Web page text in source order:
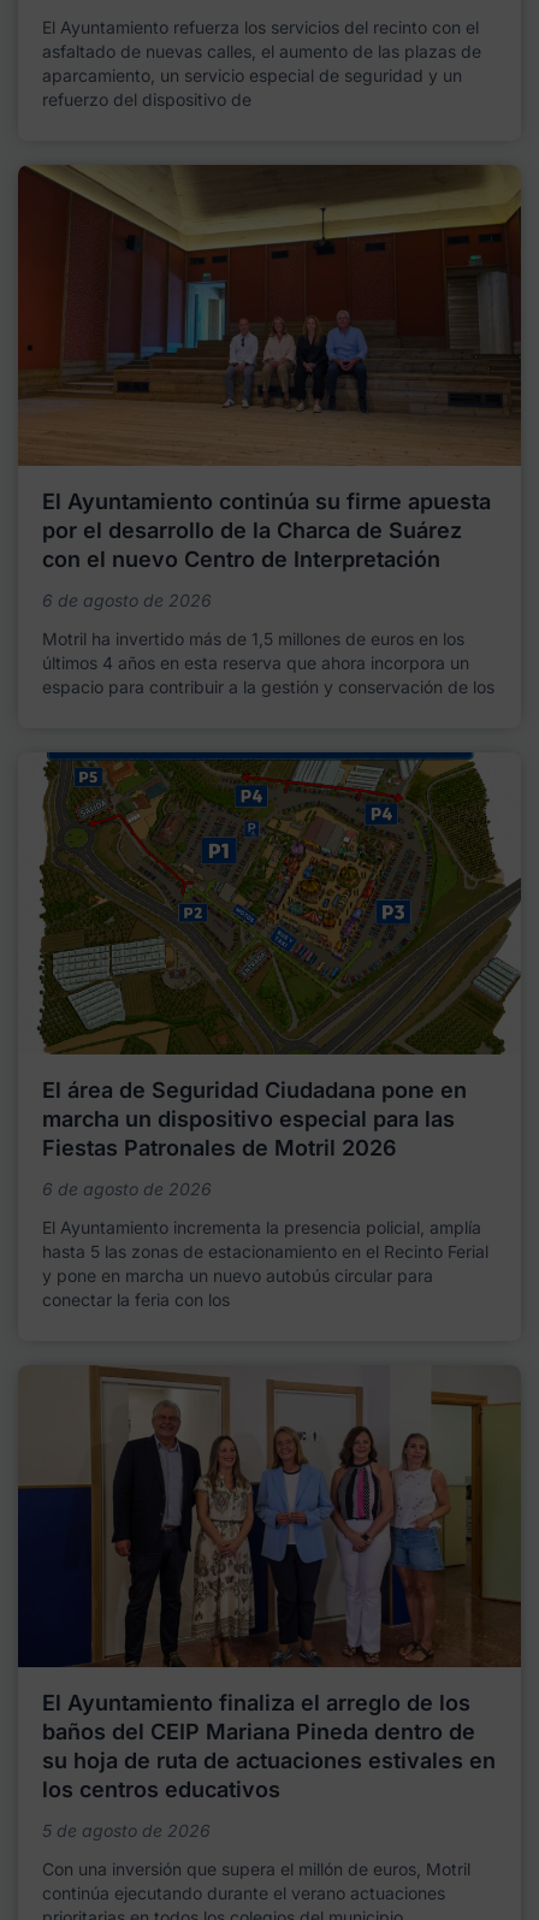
El Ayuntamiento refuerza los servicios del recinto con el
asfaltado de nuevas calles, el aumento de las plazas de
aparcamiento, un servicio especial de seguridad y un
refuerzo del dispositivo de
El Ayuntamiento continúa su firme apuesta
por el desarrollo de la Charca de Suárez
con el nuevo Centro de Interpretación
6 de agosto de 2026
Motril ha invertido más de 1,5 millones de euros en los
últimos 4 años en esta reserva que ahora incorpora un
espacio para contribuir a la gestión y conservación de los
El área de Seguridad Ciudadana pone en
marcha un dispositivo especial para las
Fiestas Patronales de Motril 2026
6 de agosto de 2026
El Ayuntamiento incrementa la presencia policial, amplía
hasta 5 las zonas de estacionamiento en el Recinto Ferial
y pone en marcha un nuevo autobús circular para
conectar la feria con los
El Ayuntamiento finaliza el arreglo de los
baños del CEIP Mariana Pineda dentro de
su hoja de ruta de actuaciones estivales en
los centros educativos
5 de agosto de 2026
Con una inversión que supera el millón de euros, Motril
continúa ejecutando durante el verano actuaciones